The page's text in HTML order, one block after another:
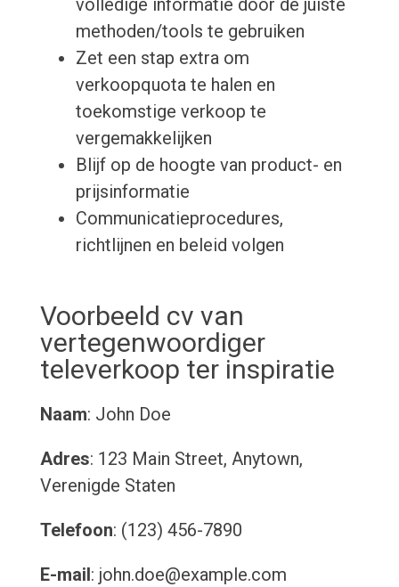
volledige informatie door de juiste
methoden/tools te gebruiken
Zet een stap extra om
verkoopquota te halen en
toekomstige verkoop te
vergemakkelijken
Blijf op de hoogte van product- en
prijsinformatie
Communicatieprocedures,
richtlijnen en beleid volgen
Voorbeeld cv van
vertegenwoordiger
televerkoop ter inspiratie
Naam: John Doe
Adres: 123 Main Street, Anytown,
Verenigde Staten
Telefoon: (123) 456-7890
E-mail: john.doe@example.com